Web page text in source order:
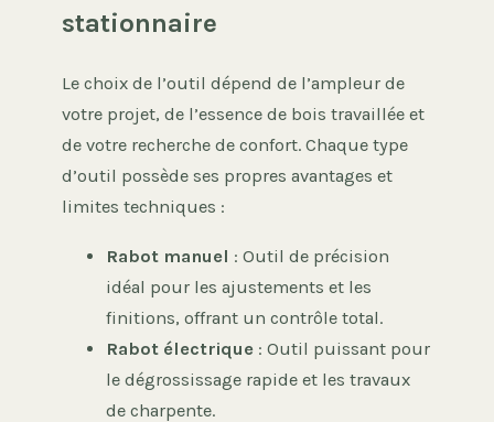
stationnaire
Le choix de l’outil dépend de l’ampleur de
votre projet, de l’essence de bois travaillée et
de votre recherche de confort. Chaque type
d’outil possède ses propres avantages et
limites techniques :
Rabot manuel : Outil de précision
idéal pour les ajustements et les
finitions, offrant un contrôle total.
Rabot électrique : Outil puissant pour
le dégrossissage rapide et les travaux
de charpente.